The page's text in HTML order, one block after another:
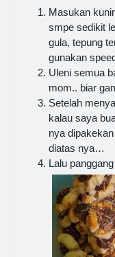
Masukan
smpe sedikit
gula, tepung
gunakan
Uleni semua
mom.. biar
Setelah
kalau saya
nya
diatas nya…
Lalu